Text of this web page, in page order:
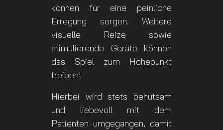
können für eine peinliche
Erregung sorgen. Weitere
visuelle Reize sowie
stimulierende Geräte können
das Spiel zum Höhepunkt
treiben!
Hierbei wird stets behutsam
und liebevoll mit dem
Patienten umgegangen, damit